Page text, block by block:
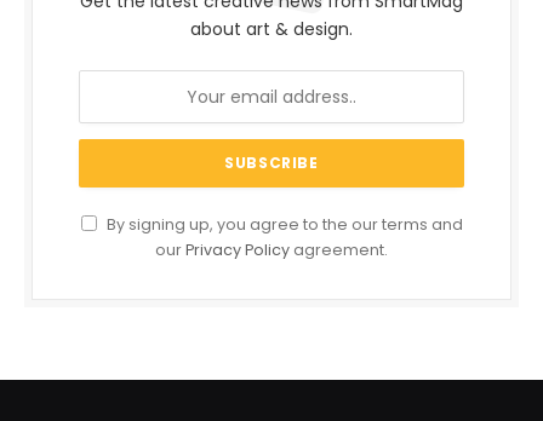
about art & design.
By signing up, you agree to the our terms and
ourPrivacy Policy agreement.